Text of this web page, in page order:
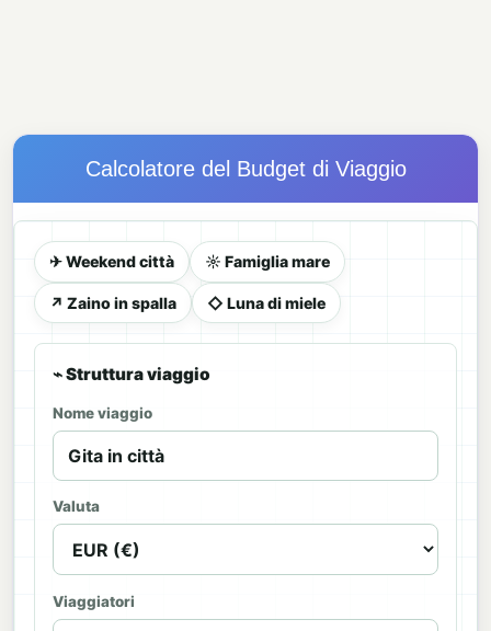
Calcolatore del Budget di Viaggio
✈ Weekend città ☼ Famiglia mare
↗ Zaino in spalla ◇ Luna di miele
⌁ Struttura viaggio
Nome viaggio
Valuta
Viaggiatori